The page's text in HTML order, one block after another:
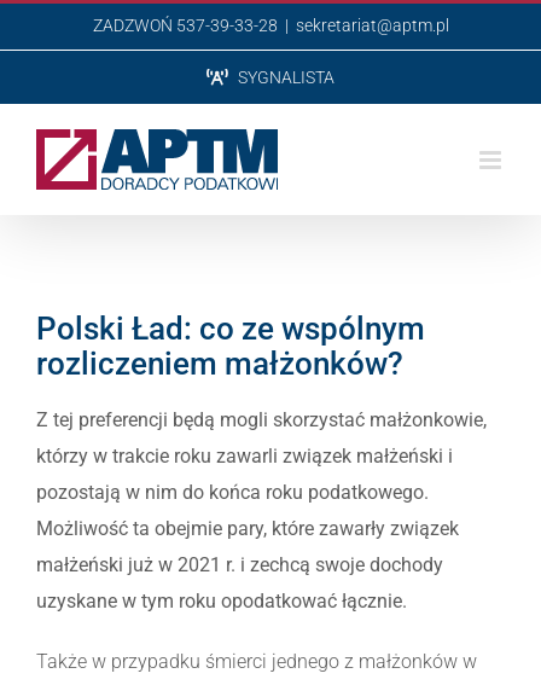
do
ZADZWOŃ 537-39-33-28 | sekretariat@aptm.pl
SYGNALISTA
Polski Ład: co ze wspólnym
rozliczeniem małżonków?
Z tej preferencji będą mogli skorzystać małżonkowie,
którzy w trakcie roku zawarli związek małżeński i
pozostają w nim do końca roku podatkowego.
Możliwość ta obejmie pary, które zawarły związek
małżeński już w 2021 r. i zechcą swoje dochody
uzyskane w tym roku opodatkować łącznie.
Także w przypadku śmierci jednego z małżonków w